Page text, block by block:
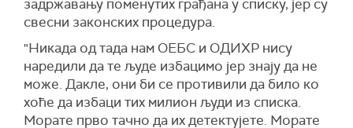
задржавању поменутих грађана у списку, јер су
свесни законских процедура.
"Никада од тада нам ОЕБС и ОДИХР нису
наредили да те људе избацимо јер знају да не
може. Дакле, они би се противили да било ко
хоће да избаци тих милион људи из списка.
Морате прво тачно да их детектујете. Морате